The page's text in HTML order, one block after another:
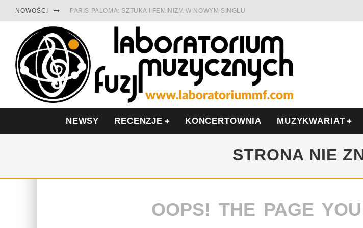
NOWOŚCI PARIS PALOMA: SZTUKA I FEMINIZM W NOWYM SINGLU
TABULA RASA Z SINGLEM DIAMENTY. SAMOTNOŚĆ I OPÓR
CINNAMON GUM MIĘDZY SOULEM A PAMIĘCIĄ
FRANCUSKI PROG METAL WEDŁUG DUALISIS
LESZEK KUŁAKOWSKI NAGRAŁ JAZZFONIĘ O POLSCE
NEWSY RECENZJE KONCERTOWNIA MUZYKWARIAT
STRONA NIE
OOPS! THE PAGE